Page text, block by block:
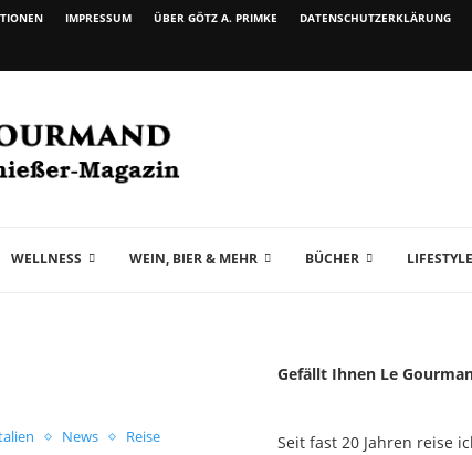
IMPRESSUM ÜBER GÖTZ A. PRIMKE DATENSCHUTZERKLÄRUNG
WELLNESS WEIN, BIER & MEHR BÜCHER LIFESTYLE
News Reise
Gefällt Ihnen Le
Seit fast 20 Jahren reise